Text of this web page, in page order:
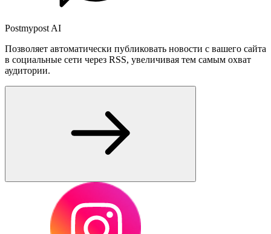
Postmypost AI
Позволяет автоматически публиковать новости с вашего сайта
в социальные сети через RSS, увеличивая тем самым охват
аудитории.